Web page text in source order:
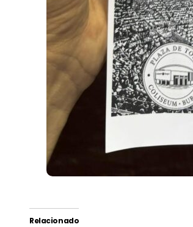
Relacionado